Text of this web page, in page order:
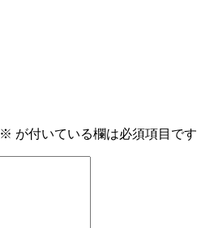
※ が付いている欄は必須項目です